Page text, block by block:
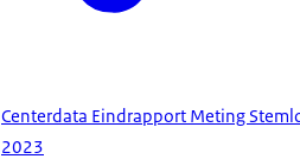
Centerdata Eindrapport Meting
2023